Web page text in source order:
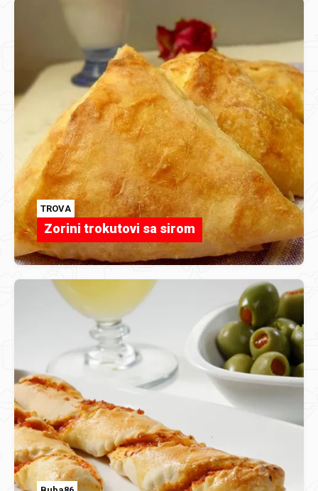
TROVA
Zorini trokutovi sa sirom